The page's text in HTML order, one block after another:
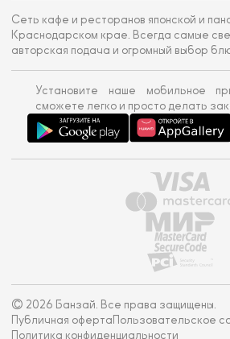
Сеть кафе и ресторанов японской и
Краснодарском крае. Всегда самые
авторская подача и огромный выбор
Установите наше мобильное
сможете легко и просто делать
© 2026 Банзай. Все права защищены.
Публичная оферта Пользовательское
Политика конфиденциальности